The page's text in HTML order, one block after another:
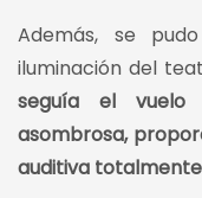
Además, se
iluminación del
seguía el
asombrosa,
auditiva